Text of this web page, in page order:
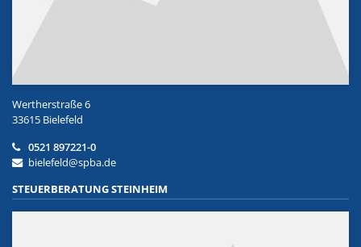
Wertherstraße 6
33615 Bielefeld
0521 897221-0
bielefeld@spba.de
STEUERBERATUNG STEINHEIM